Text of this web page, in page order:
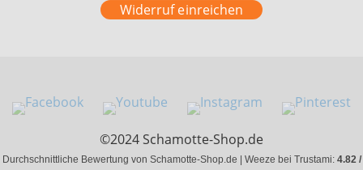
Widerruf einreichen
©2024 Schamotte-Shop.de
Durchschnittliche Bewertung von Schamotte-Shop.de | Weeze bei Trustami: 4.82 /